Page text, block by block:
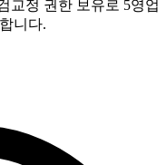
교정 권한 보유로 5영업
니다.